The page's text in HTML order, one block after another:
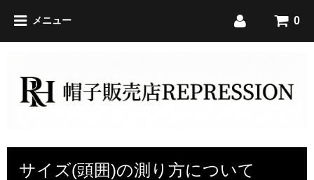
メニュー 0
サイズ(頭囲)の測り方について